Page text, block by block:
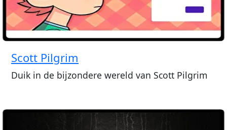
Scott Pilgrim
Duik in de bijzondere wereld van Scott Pilgrim